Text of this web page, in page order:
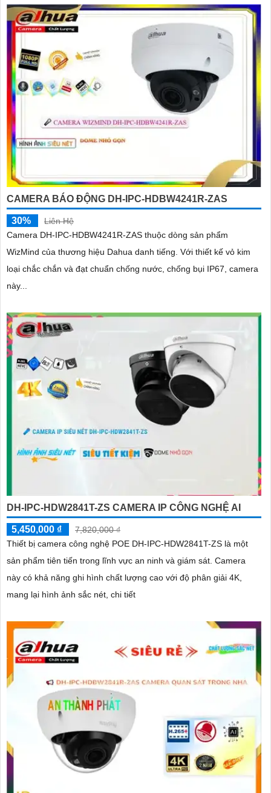
CAMERA BÁO ĐỘNG DH-IPC-HDBW4241R-ZAS
30%
Liên Hệ
Camera DH-IPC-HDBW4241R-ZAS thuộc dòng sản phẩm
WizMind của thương hiệu Dahua danh tiếng. Với thiết kế vỏ kim
loại chắc chắn và đạt chuẩn chống nước, chống bụi IP67, camera
này...
DH-IPC-HDW2841T-ZS CAMERA IP CÔNG NGHỆ AI
5,450,000 ₫
7,820,000 ₫
Thiết bị camera công nghệ POE DH-IPC-HDW2841T-ZS là một
sản phẩm tiên tiến trong lĩnh vực an ninh và giám sát. Camera
này có khả năng ghi hình chất lượng cao với độ phân giải 4K,
mang lại hình ảnh sắc nét, chi tiết